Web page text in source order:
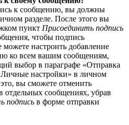
к сообщению, вы должны
разделе. После этого вы
пункт Присоединить подпись
чтобы подпись
настроить добавление
ко всем вашим сообщениям,
выбор в параграфе «Отправка
настройки» в личном
вы сможете отменить
отдельных сообщениях, убрав
подпись в форме отправки